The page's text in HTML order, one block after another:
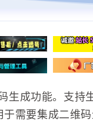
生成功能。支持
需要集成二维